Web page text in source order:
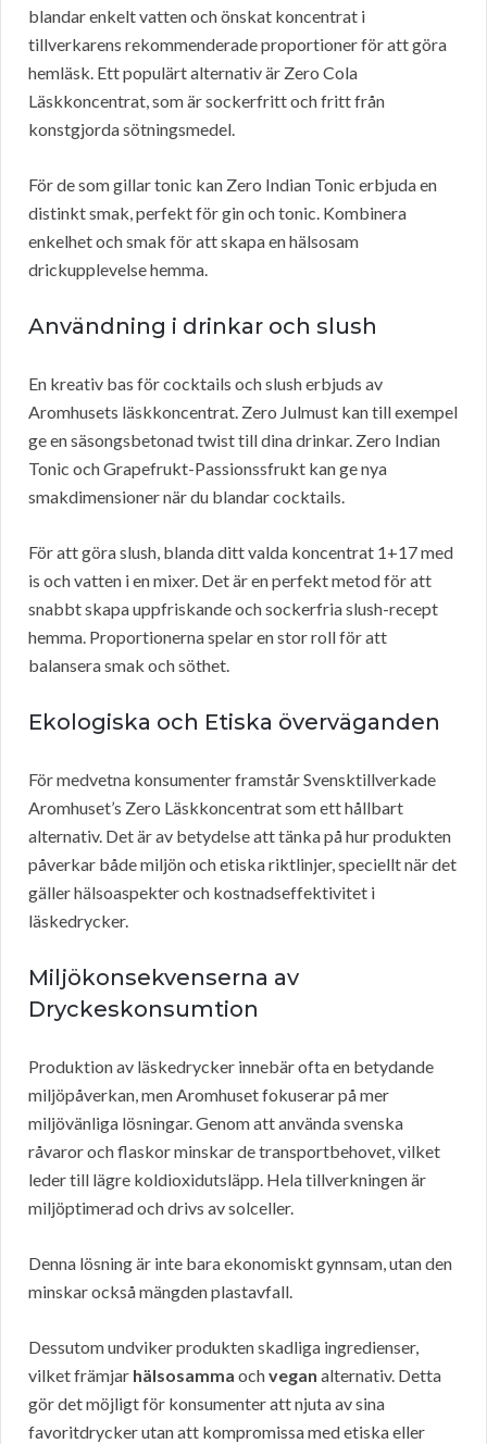
blandar enkelt vatten och önskat koncentrat i
tillverkarens rekommenderade proportioner för att göra
hemläsk. Ett populärt alternativ är Zero Cola
Läskkoncentrat, som är sockerfritt och fritt från
konstgjorda sötningsmedel.
För de som gillar tonic kan Zero Indian Tonic erbjuda en
distinkt smak, perfekt för gin och tonic. Kombinera
enkelhet och smak för att skapa en hälsosam
drickupplevelse hemma.
Användning i drinkar och slush
En kreativ bas för cocktails och slush erbjuds av
Aromhusets läskkoncentrat. Zero Julmust kan till exempel
ge en säsongsbetonad twist till dina drinkar. Zero Indian
Tonic och Grapefrukt-Passionssfrukt kan ge nya
smakdimensioner när du blandar cocktails.
För att göra slush, blanda ditt valda koncentrat 1+17 med
is och vatten i en mixer. Det är en perfekt metod för att
snabbt skapa uppfriskande och sockerfria slush-recept
hemma. Proportionerna spelar en stor roll för att
balansera smak och söthet.
Ekologiska och Etiska överväganden
För medvetna konsumenter framstår Svensktillverkade
Aromhuset’s Zero Läskkoncentrat som ett hållbart
alternativ. Det är av betydelse att tänka på hur produkten
påverkar både miljön och etiska riktlinjer, speciellt när det
gäller hälsoaspekter och kostnadseffektivitet i
läskedrycker.
Miljökonsekvenserna av
Dryckeskonsumtion
Produktion av läskedrycker innebär ofta en betydande
miljöpåverkan, men Aromhuset fokuserar på mer
miljövänliga lösningar. Genom att använda svenska
råvaror och flaskor minskar de transportbehovet, vilket
leder till lägre koldioxidutsläpp. Hela tillverkningen är
miljöptimerad och drivs av solceller.
Denna lösning är inte bara ekonomiskt gynnsam, utan den
minskar också mängden plastavfall.
Dessutom undviker produkten skadliga ingredienser,
vilket främjar hälsosamma ochvegan alternativ. Detta
gör det möjligt för konsumenter att njuta av sina
favoritdrycker utan att kompromissa med etiska eller